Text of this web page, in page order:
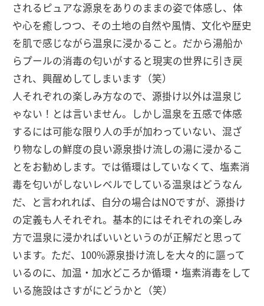
されるピュアな源泉をありのままの姿で体感し、体
や心を癒しつつ、その土地の自然や風情、文化や歴史
を肌で感じながら温泉に浸かること。だから湯船か
らプールの消毒の匂いがすると現実の世界に引き戻
され、興醒めしてしまいます（笑）
人それぞれの楽しみ方なので、源掛け以外は温泉じ
ゃない！とは言いません。しかし温泉を五感で体感
するには可能な限り人の手が加わっていない、混ざ
り物なしの鮮度の良い源泉掛け流しの湯に浸かるこ
とをお勧めします。では循環はしていなくて、塩素消
毒を匂いがしないレベルでしている温泉はどうなん
だ、と言われれば、自分の場合はNOですが、源掛け
の定義も人それぞれ。基本的にはそれぞれの楽しみ
方で温泉に浸かればいいというのが正解だと思って
います。ただ、100%源泉掛け流しを大々的に謳って
いるのに、加温・加水どころか循環・塩素消毒をして
いる施設はさすがにどうかと（笑）